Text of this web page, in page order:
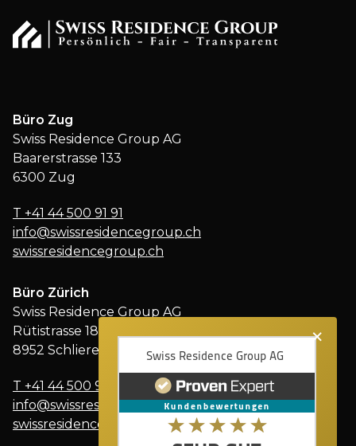
×
Büro Zug
Swiss Residence Group AG
Baarerstrasse 133
6300 Zug
T +41 44 500 91 91
info@swissresidencegroup.ch
swissresidencegroup.ch
Büro Zürich
Swiss Residence Group AG
Rütistrasse 18
8952 Schlieren
T +41 44 500 91 91
info@swissresidencegroup.ch
swissresidencegroup.ch